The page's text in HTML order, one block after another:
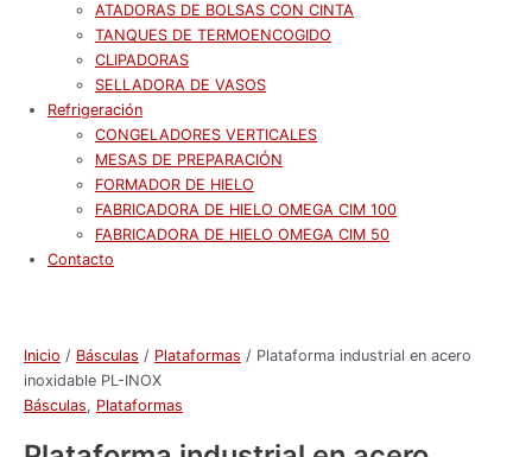
ATADORAS DE BOLSAS CON CINTA
TANQUES DE TERMOENCOGIDO
CLIPADORAS
SELLADORA DE VASOS
Refrigeración
CONGELADORES VERTICALES
MESAS DE PREPARACIÓN
FORMADOR DE HIELO
FABRICADORA DE HIELO OMEGA CIM 100
FABRICADORA DE HIELO OMEGA CIM 50
Contacto
Inicio / Básculas / Plataformas / Plataforma industrial en acero
inoxidable PL-INOX
Básculas, Plataformas